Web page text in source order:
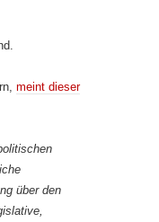
meint dieser
über den